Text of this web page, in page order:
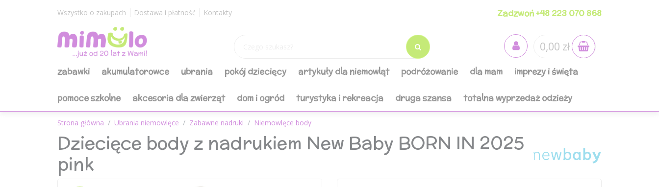
Wszystko o zakupach Dostawa i płatność Kontakty Zadzwoń +48 223 070 868
0,00 zł
zabawki akumulatorowce ubrania pokój dziecięcy artykuły dla niemowląt podróżowanie dla mam imprezy i święta
pomoce szkolne akcesoria dla zwierząt dom i ogród turystyka i rekreacja druga szansa totalna wyprzedaż odzieży
Strona główna Ubrania niemowlęce Zabawne nadruki Niemowlęce body
Dziecięce body z nadrukiem New Baby BORN IN 2025
pink